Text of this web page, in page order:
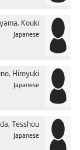
Kouki
Japanese
Hiroyuki
Japanese
Tesshou
Japanese